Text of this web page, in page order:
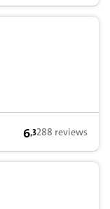
6,3 op basis van
6,3288 reviews